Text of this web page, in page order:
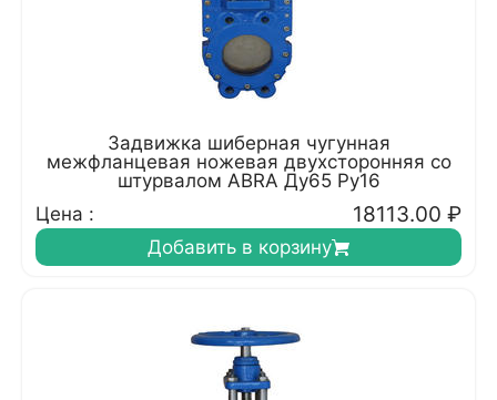
Задвижка шиберная чугунная
межфланцевая ножевая двухсторонняя со
штурвалом ABRA Ду65 Ру16
Цена :
18113.00 ₽
Добавить в корзину